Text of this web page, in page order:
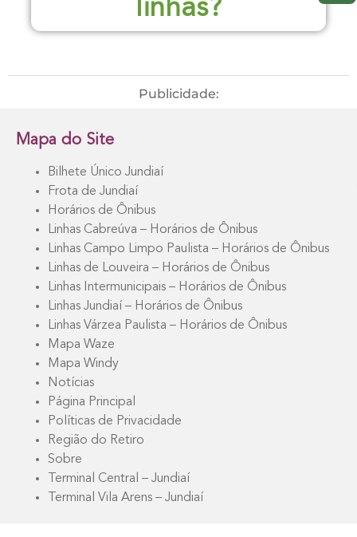
linhas?
Publicidade:
Mapa do Site
Bilhete Único Jundiaí
Frota de Jundiaí
Horários de Ônibus
Linhas Cabreúva – Horários de Ônibus
Linhas Campo Limpo Paulista – Horários de Ônibus
Linhas de Louveira – Horários de Ônibus
Linhas Intermunicipais – Horários de Ônibus
Linhas Jundiaí – Horários de Ônibus
Linhas Várzea Paulista – Horários de Ônibus
Mapa Waze
Mapa Windy
Notícias
Página Principal
Políticas de Privacidade
Região do Retiro
Sobre
Terminal Central – Jundiaí
Terminal Vila Arens – Jundiaí